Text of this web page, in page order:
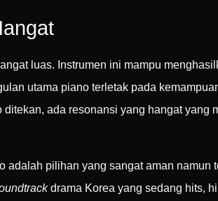
luas. Instrumen ini mampu
utama piano terletak pada
ada resonansi yang hangat yang
adalah pilihan yang sangat aman namun
drama Korea yang sedang hits,